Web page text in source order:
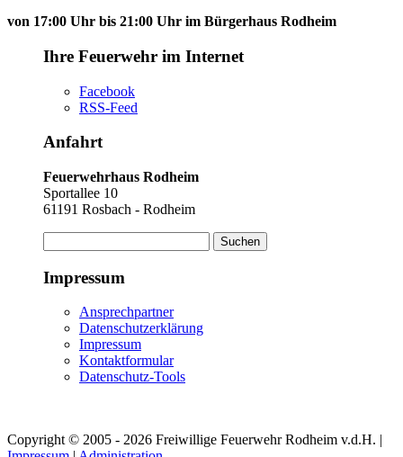
von 17:00 Uhr bis 21:00 Uhr im Bürgerhaus Rodheim
Ihre Feuerwehr im Internet
Facebook
RSS-Feed
Anfahrt
Feuerwehrhaus Rodheim
Sportallee 10
61191 Rosbach - Rodheim
nach:
Impressum
Ansprechpartner
Datenschutzerklärung
Impressum
Kontaktformular
Datenschutz-Tools
Copyright © 2005 - 2026 Freiwillige Feuerwehr Rodheim v.d.H. |